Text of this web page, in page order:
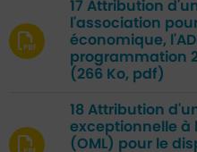
17 Attribution
l'association
économique,
programmation
(266 Ko, pdf)
18 Attribution
exceptionnelle à
(OML) pour le